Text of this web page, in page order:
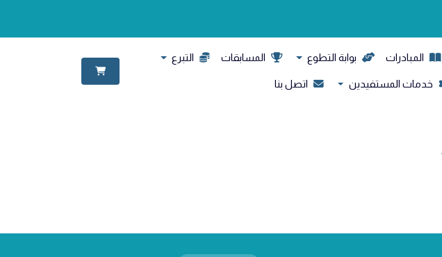
المبادرات بوابة التطوع المسابقات التبرع
خدمات المستفيدين اتصل بنا